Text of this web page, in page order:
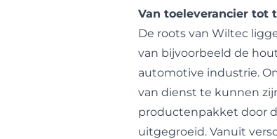
Van toeleverancier tot
De roots van Wiltec
van bijvoorbeeld de
automotive industrie.
van dienst te kunnen
productenpakket door
uitgegroeid. Vanuit